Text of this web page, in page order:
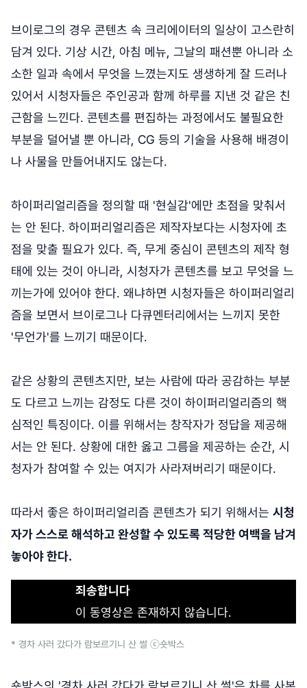
브이로그의 경우 콘텐츠 속 크리에이터의 일상이 고스란히
담겨 있다. 기상 시간, 아침 메뉴, 그날의 패션뿐 아니라 소
소한 일과 속에서 무엇을 느꼈는지도 생생하게 잘 드러나
있어서 시청자들은 주인공과 함께 하루를 지낸 것 같은 친
근함을 느낀다. 콘텐츠를 편집하는 과정에서도 불필요한
부분을 덜어낼 뿐 아니라, CG 등의 기술을 사용해 배경이
나 사물을 만들어내지도 않는다.
하이퍼리얼리즘을 정의할 때 '현실감'에만 초점을 맞춰서
는 안 된다. 하이퍼리얼리즘은 제작자보다는 시청자에 초
점을 맞출 필요가 있다. 즉, 무게 중심이 콘텐츠의 제작 형
태에 있는 것이 아니라, 시청자가 콘텐츠를 보고 무엇을 느
끼는가에 있어야 한다. 왜냐하면 시청자들은 하이퍼리얼리
즘을 보면서 브이로그나 다큐멘터리에서는 느끼지 못한
'무언가'를 느끼기 때문이다.
같은 상황의 콘텐츠지만, 보는 사람에 따라 공감하는 부분
도 다르고 느끼는 감정도 다른 것이 하이퍼리얼리즘의 핵
심적인 특징이다. 이를 위해서는 창작자가 정답을 제공해
서는 안 된다. 상황에 대한 옳고 그름을 제공하는 순간, 시
청자가 참여할 수 있는 여지가 사라져버리기 때문이다.
따라서 좋은 하이퍼리얼리즘 콘텐츠가 되기 위해서는 시청
자가 스스로 해석하고 완성할 수 있도록 적당한 여백을 남겨
놓아야 한다.
죄송합니다
이 동영상은 존재하지 않습니다.
* 경차 사러 갔다가 람보르기니 산 썰 ⓒ숏박스